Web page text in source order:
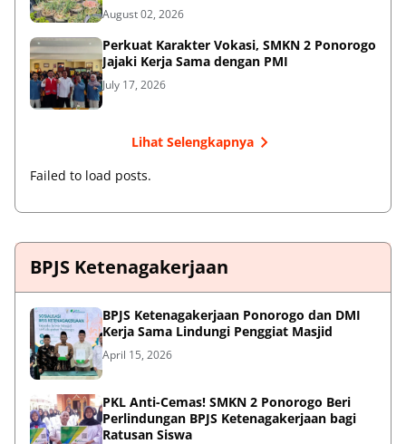
August 02, 2026
Perkuat Karakter Vokasi, SMKN 2 Ponorogo
Jajaki Kerja Sama dengan PMI
July 17, 2026
Lihat Selengkapnya
Failed to load posts.
BPJS Ketenagakerjaan
BPJS Ketenagakerjaan Ponorogo dan DMI
Kerja Sama Lindungi Penggiat Masjid
April 15, 2026
PKL Anti-Cemas! SMKN 2 Ponorogo Beri
Perlindungan BPJS Ketenagakerjaan bagi
Ratusan Siswa